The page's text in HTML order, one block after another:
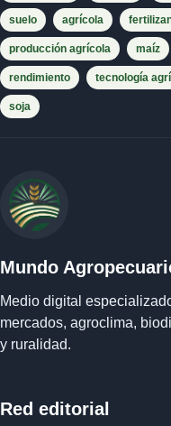
suelo agrícola
producción agrícola maíz
rendimiento tecnología
soja
Mundo
Medio digital
mercados, agroclima,
y ruralidad.
Red editorial